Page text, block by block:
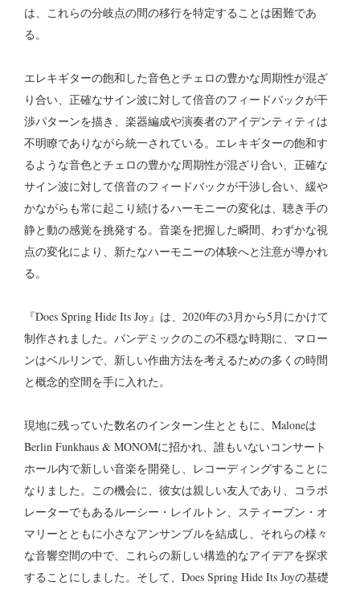
は、これらの分岐点の間の移行を特定することは困難であ
る。
エレキギターの飽和した音色とチェロの豊かな周期性が混ざ
り合い、正確なサイン波に対して倍音のフィードバックが干
渉パターンを描き、楽器編成や演奏者のアイデンティティは
不明瞭でありながら統一されている。エレキギターの飽和す
るような音色とチェロの豊かな周期性が混ざり合い、正確な
サイン波に対して倍音のフィードバックが干渉し合い、緩や
かながらも常に起こり続けるハーモニーの変化は、聴き手の
静と動の感覚を挑発する。音楽を把握した瞬間、わずかな視
点の変化により、新たなハーモニーの体験へと注意が導かれ
る。
『Does Spring Hide Its Joy』は、2020年の3月から5月にかけて
制作されました。パンデミックのこの不穏な時期に、マロー
ンはベルリンで、新しい作曲方法を考えるための多くの時間
と概念的空間を手に入れた。
現地に残っていた数名のインターン生とともに、Maloneは
Berlin Funkhaus & MONOMに招かれ、誰もいないコンサート
ホール内で新しい音楽を開発し、レコーディングすることに
なりました。この機会に、彼女は親しい友人であり、コラボ
レーターでもあるルーシー・レイルトン、スティーブン・オ
マリーとともに小さなアンサンブルを結成し、それらの様々
な音響空間の中で、これらの新しい構造的なアイデアを探求
することにしました。そして、Does Spring Hide Its Joyの基礎